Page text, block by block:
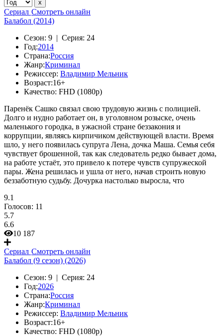
Сериал Смотреть онлайн
Балабол (2014)
Сезон: 9 | Серия: 24
Год:2014
Страна:Россия
Жанр:Криминал
Режиссер: Владимир Мельник
Возраст:16+
Качество: FHD (1080p)
Паренёк Сашко связал свою трудовую жизнь с полицией.
Долго и нудно работает он, в уголовном розыске, очень
маленького городка, в ужасной стране беззакония и
коррупции, являясь кирпичиком действующей власти. Время
шло, у него появилась супруга Лена, дочка Маша. Семья себя
чувствует брошенной, так как следователь редко бывает дома,
на работе устаёт, это привело к потере чувств супружеской
пары. Жена решилась и ушла от него, начав строить новую
беззаботную судьбу. Дочурка настолько выросла, что
9.1
Голосов: 11
5.7
6.6
10 187
Сериал Смотреть онлайн
Балабол (9 сезон) (2026)
Сезон: 9 | Серия: 24
Год:2026
Страна:Россия
Жанр:Криминал
Режиссер: Владимир Мельник
Возраст:16+
Качество: FHD (1080p)